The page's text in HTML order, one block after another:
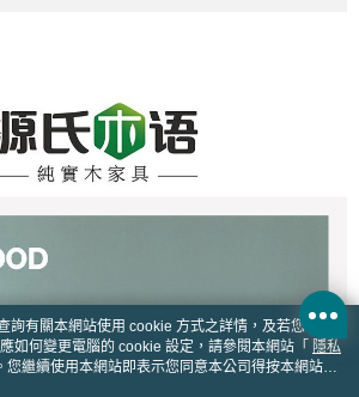
詢有關本網站使用 cookie 方式之詳情，及若您不希
如何變更電腦的 cookie 設定，請參閱本網站「 隱私
您繼續使用本網站即表示您同意本公司得按本網站使
。